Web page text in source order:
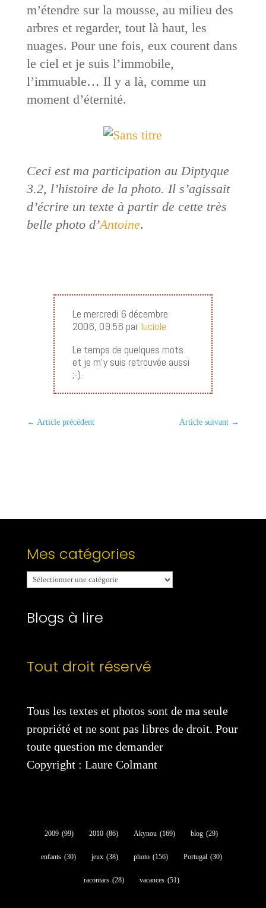
m’étendre sur la mousse, au milieu des
arbres et regarder, tout là haut, les
nuages. Pour une fois, eux courent dans
le ciel et je suis l’immobile,
l’immuable… Il y a là, comme un
moment d’éternité.
Ceci est ma participation au Diptyque
3.2, l’histoire de la photo. Il s’agissait
d’écrire un texte à partir de cette très
belle photo d’Antoine.
Le mercredi 6 décembre
2006, 09:56 par luciole
Le temps de quelques mots
et je m’y suis retrouvée aussi
;-).
← Article précédent Article suivant →
Mes catégories
Mes
catégories
Blogs à lire
Tout droit réservé
Tous les textes et photos sont de ma seule
propriété et ne sont pas libres de droit. Pour
toute question me demander
Copyright : Laure Colmant
2009 (99) 2010 (86) Akynou (169) blog (29)
enfants (30) jeux (38) photo (156) Portugal (30)
racontars (28) vacances (51)